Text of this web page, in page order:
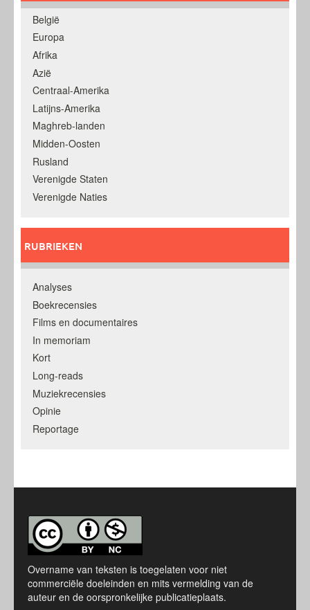
België
Europa
Afrika
Azië
Centraal-Amerika
Latijns-Amerika
Maghreb-landen
Midden-Oosten
Rusland
Verenigde Staten
Verenigde Naties
RUBRIEKEN
Analyses
Boekrecensies
Films en documentaires
In memoriam
Kort
Long-reads
Muziekrecensies
Opinie
Reportage
Overname van teksten is toegelaten voor niet
commerciële doeleinden en mits vermelding van de
auteur en de oorspronkelijke publicatieplaats.